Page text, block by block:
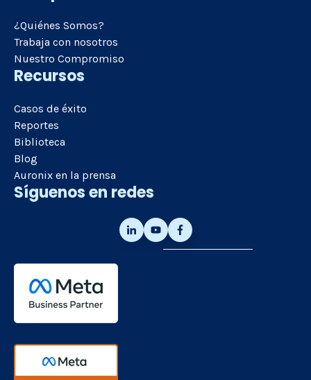
¿Quiénes Somos?
Trabaja con nosotros
Nuestro Compromiso
Recursos
Casos de éxito
Reportes
Biblioteca
Blog
Auronix en la prensa
Síguenos en redes